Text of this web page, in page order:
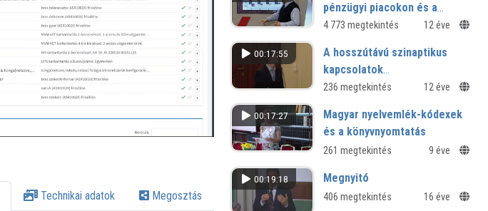
Technikai adatok Megosztás
pénzügyi piacokon és a
mindennapokban
4 773 megtekintés 12 éve
00:17:55
A hosszútávú szinaptikus
kapcsolatok
kölcsönhatásának és
hippokampusz működésében
236 megtekintés 12 éve
00:17:27
Magyar nyelvemlék-kódexek
és a könyvnyomtatás
261 megtekintés 9 éve
00:19:18 Megnyitó
406 megtekintés 16 éve